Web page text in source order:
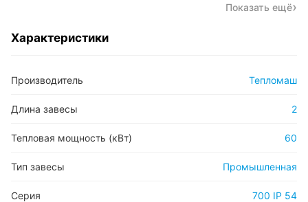
Показать ещё
Характеристики
Производитель Тепломаш
Длина завесы 2
Тепловая мощность (кВт) 60
Тип завесы Промышленная
Серия 700 IP 54